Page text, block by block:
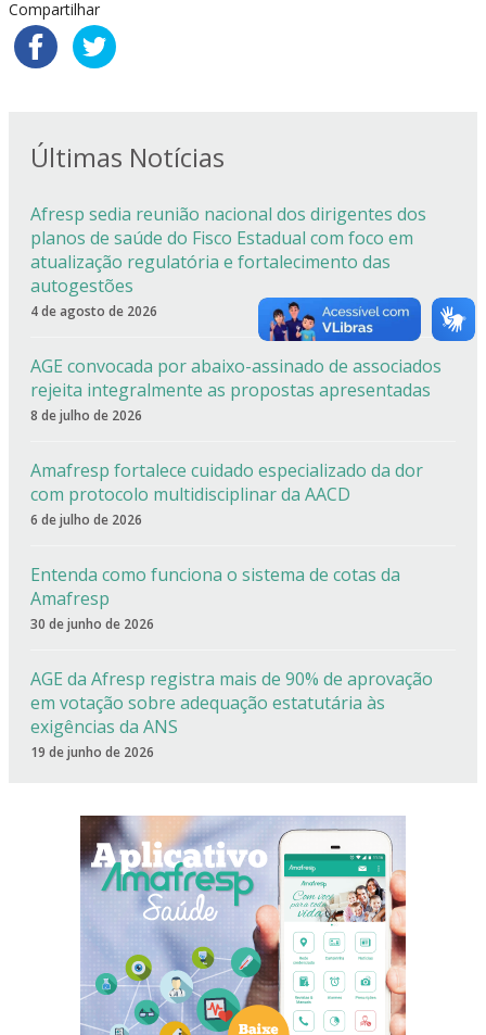
Compartilhar
Últimas Notícias
Afresp sedia reunião nacional dos dirigentes dos
planos de saúde do Fisco Estadual com foco em
atualização regulatória e fortalecimento das
autogestões
4 de agosto de 2026
AGE convocada por abaixo-assinado de associados
rejeita integralmente as propostas apresentadas
8 de julho de 2026
Amafresp fortalece cuidado especializado da dor
com protocolo multidisciplinar da AACD
6 de julho de 2026
Entenda como funciona o sistema de cotas da
Amafresp
30 de junho de 2026
AGE da Afresp registra mais de 90% de aprovação
em votação sobre adequação estatutária às
exigências da ANS
19 de junho de 2026